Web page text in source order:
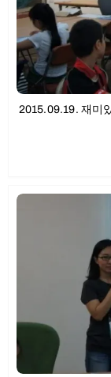
2015.09.19. 재미